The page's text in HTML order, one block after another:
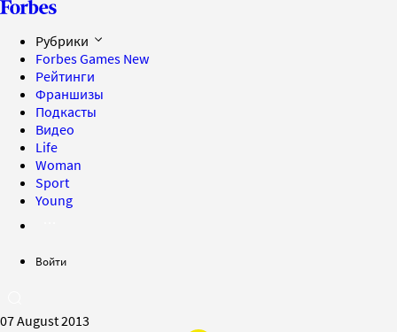
Рубрики
Forbes Games New
Рейтинги
Франшизы
Подкасты
Видео
Life
Woman
Sport
Young
Войти
07 August 2013